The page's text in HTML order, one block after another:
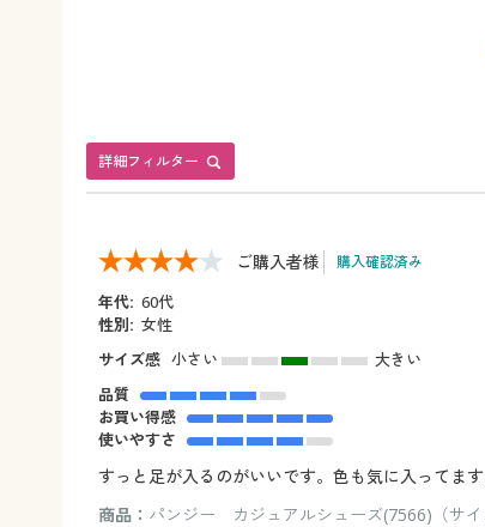
詳細フィルター
ご購入者様 購入確認済み
年代: 60代
性別: 女性
サイズ感 小さい
大きい
品質
お買い得感
使いやすさ
すっと足が入るのがいいです。色も気に入ってま
商品： パンジー カジュアルシューズ(7566)（サイ